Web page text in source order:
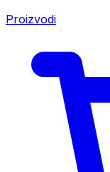
Proizvodi